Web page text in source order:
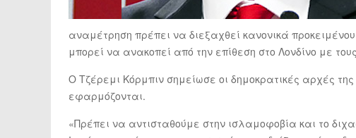
αναμέτρηση πρέπει να διεξαχθεί κανονικά
μπορεί να ανακοπεί από την επίθεση στο Λονδίνο με
Ο Τζέρεμι Κόρμπιν σημείωσε οι δημοκρατικές αρχές
εφαρμόζονται.
«Πρέπει να αντισταθούμε στην ισλαμοφοβία και το